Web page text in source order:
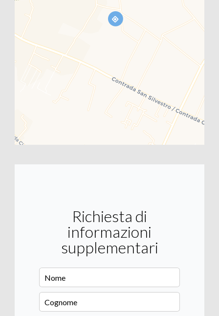
Richiesta di
informazioni
supplementari